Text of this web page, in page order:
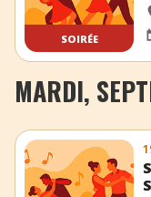
SOIRÉE
MARDI,